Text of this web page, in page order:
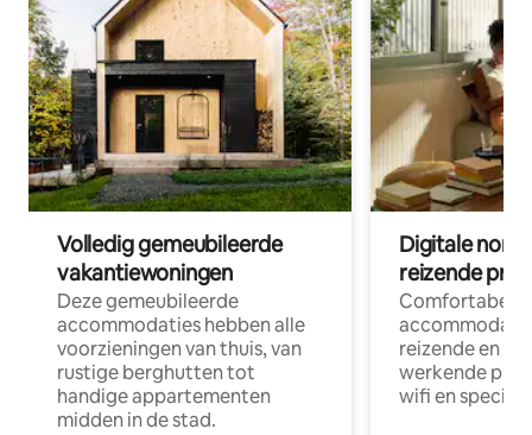
Volledig gemeubileerde
vakantiewoningen
Deze gemeubileerde
accommodaties hebben alle
voorzieningen van thuis, van
rustige berghutten tot
handige appartementen
midden in de stad.
Digitale
reizende
Comfortabele
reizende en
werkende
wifi en